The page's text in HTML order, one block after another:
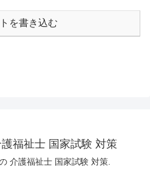
を書き込む
福祉士 国家試験 対策
介護福祉士 国家試験 対策.